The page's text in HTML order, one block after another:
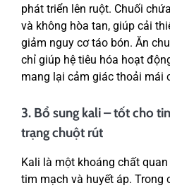
phát triển lên ruột. Chuối
và không hòa tan, giúp cải
giảm nguy cơ táo bón. Ăn
chỉ giúp hệ tiêu hóa hoạt
mang lại cảm giác thoải mái
3. Bổ sung kali – tốt cho
trạng chuột rút
Kali là một khoáng chất
tim mạch và huyết áp. Trong